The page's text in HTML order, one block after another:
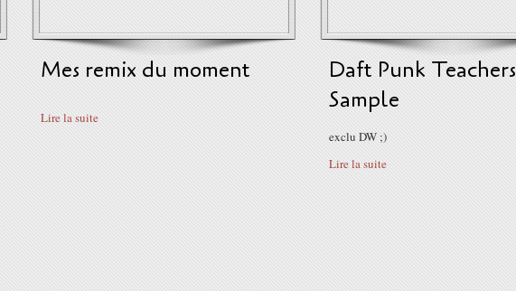
Mes remix du moment
Lire la suite
Daft Punk Teachers
Sample
exclu DW ;)
Lire la suite